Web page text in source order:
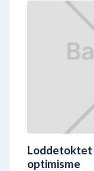
Loddetoktet
optimisme